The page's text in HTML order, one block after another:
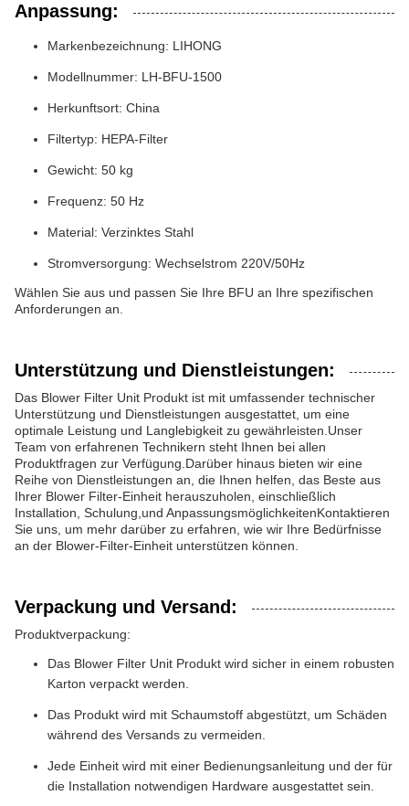
Anpassung:
Markenbezeichnung: LIHONG
Modellnummer: LH-BFU-1500
Herkunftsort: China
Filtertyp: HEPA-Filter
Gewicht: 50 kg
Frequenz: 50 Hz
Material: Verzinktes Stahl
Stromversorgung: Wechselstrom 220V/50Hz
Wählen Sie aus und passen Sie Ihre BFU an Ihre spezifischen
Anforderungen an.
Unterstützung und Dienstleistungen:
Das Blower Filter Unit Produkt ist mit umfassender technischer
Unterstützung und Dienstleistungen ausgestattet, um eine
optimale Leistung und Langlebigkeit zu gewährleisten.Unser
Team von erfahrenen Technikern steht Ihnen bei allen
Produktfragen zur Verfügung.Darüber hinaus bieten wir eine
Reihe von Dienstleistungen an, die Ihnen helfen, das Beste aus
Ihrer Blower Filter-Einheit herauszuholen, einschließlich
Installation, Schulung,und AnpassungsmöglichkeitenKontaktieren
Sie uns, um mehr darüber zu erfahren, wie wir Ihre Bedürfnisse
an der Blower-Filter-Einheit unterstützen können.
Verpackung und Versand:
Produktverpackung:
Das Blower Filter Unit Produkt wird sicher in einem robusten
Karton verpackt werden.
Das Produkt wird mit Schaumstoff abgestützt, um Schäden
während des Versands zu vermeiden.
Jede Einheit wird mit einer Bedienungsanleitung und der für
die Installation notwendigen Hardware ausgestattet sein.